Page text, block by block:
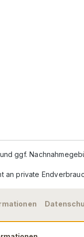
und ggf.
an private